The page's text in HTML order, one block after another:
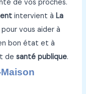
de vos proches.
intervient àLa
pour vous aider à
bon état et à
desanté publique.